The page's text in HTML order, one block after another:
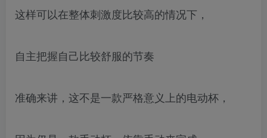
这样可以在整体刺激度比较高的情况下，
自主把握自己比较舒服的节奏
准确来讲，这不是一款严格意义上的电动杯，